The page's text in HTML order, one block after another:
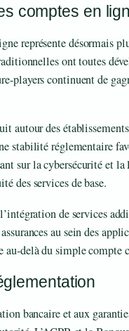
comptes en
représente désormais
ont toutes
players continuent de
autour des
stabilité réglementaire
sur la cybersécurité et
des services de base.
de services
au sein des
au-delà du simple compte
bancaire et aux